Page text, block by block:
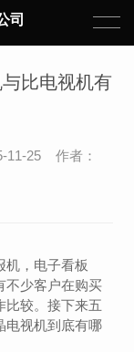
司
比电视机有
11-25 作者：
机，电子看板
不少客户在购买
比较。接下来五
电视机到底有哪